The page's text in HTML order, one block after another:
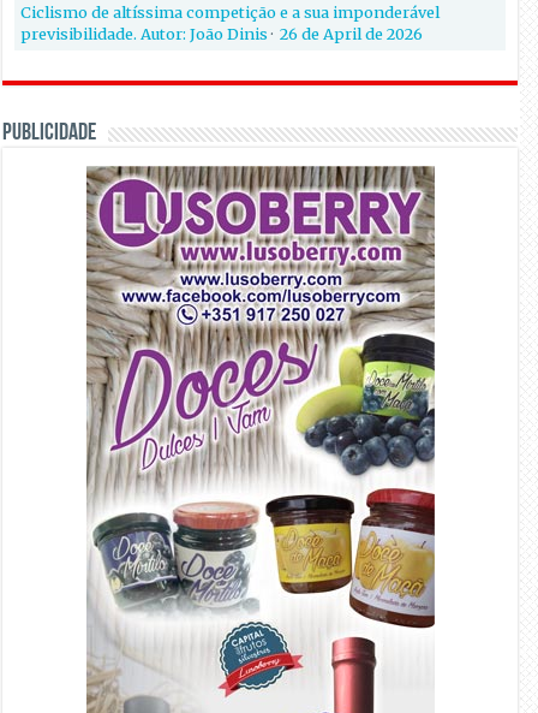
Ciclismo de altíssima competição e a sua imponderável
previsibilidade. Autor: João Dinis·26 de April de 2026
PUBLICIDADE